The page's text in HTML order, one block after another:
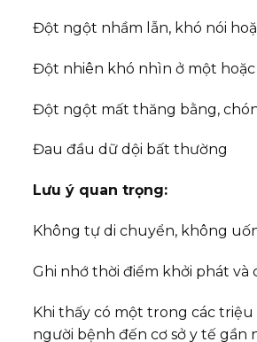
Đột ngột nhầm lẫn, khó nói
Đột nhiên khó nhìn ở một hoặc
Đột ngột mất thăng bằng,
Đau đầu dữ dội bất thường
Lưu ý quan trọng:
Không tự di chuyển, không
Ghi nhớ thời điểm khởi phát
Khi thấy có một trong các
người bệnh đến cơ sở y tế gần